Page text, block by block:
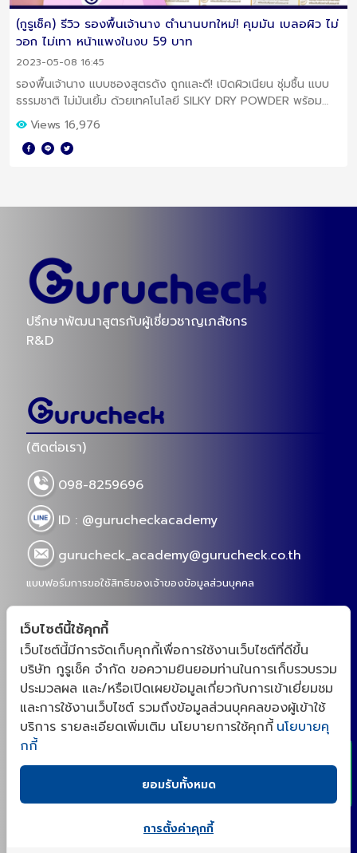
x
(กูรูเช็ค) รีวิว รองพื้นเจ้านาง ตำนานบทใหม่! คุมมัน เบลอผิว ไม่
วอก ไม่เทา หน้าแพงในงบ 59 บาท
2023-05-08 16:45
รองพื้นเจ้านาง แบบซองสูตรดัง ถูกและดี! เปิดผิวเนียน ชุ่มชื้น แบบ
ธรรมชาติ ไม่มันเยิ้ม ด้วยเทคโนโลยี SILKY DRY POWDER พร้อม
UV ฟิลเตอร์ปกป้องแสงแดด
Views 16,976
ปรึกษาพัฒนาสูตรกับผู้เชี่ยวชาญเภสัชกร
R&D
(ติดต่อเรา)
098-8259696
ID : @gurucheckacademy
gurucheck_academy@gurucheck.co.th
แบบฟอร์มการขอใช้สิทธิของเจ้าของข้อมูลส่วนบุคคล
“กูรูเช็คสร้างชุมชนสำหรับเจ้าของเเบรนด์ และโรงงาน
OEM จากความต้องการจริงของตลาดอาหารเสริม สกิน
เเคร์ และผู้บริโภค ด้วยประสบการณ์ตรงในการเป็นผู้รีวิว
เราจึงตั้งใจเป็นที่ปรึกษา พัฒนาสูตร(NPD)ให้กับเจ้าของ
เเบรนด์ เเละเป็นแพลตฟอร์มที่รวมโรงงาน OEM ที่มีความ
เก่งในเเต่ละด้านไว้ ให้ตอบโจทย์การผลิตอาหารเสริม สกิน
เเคร์ ที่ออกฤทธิ์ได้จริงตามงานวิจัย ซึ่งเป็นนโยบายหลัก
ของเรา เพื่อยกระดับวงการอาหารเสริม สกินเเคร์ของ
ไทยให้เเข่งขันได้ในระดับสากล“
เว็บไซต์นี้ใช้คุกกี้
เว็บไซต์นี้มีการจัดเก็บคุกกี้เพื่อการใช้งานเว็บไซต์ที่ดีขึ้น
บริษัท กูรูเช็ค จำกัด ขอความยินยอมท่านในการเก็บรวบรวม
ประมวลผล และ/หรือเปิดเผยข้อมูลเกี่ยวกับการเข้าเยี่ยมชม
และการใช้งานเว็บไซต์ รวมถึงข้อมูลส่วนบุคคลของผู้เข้าใช้
บริการ รายละเอียดเพิ่มเติม นโยบายการใช้คุกกี้ นโยบายคุ
กกี้
ยอมรับทั้งหมด
การตั้งค่าคุกกี้